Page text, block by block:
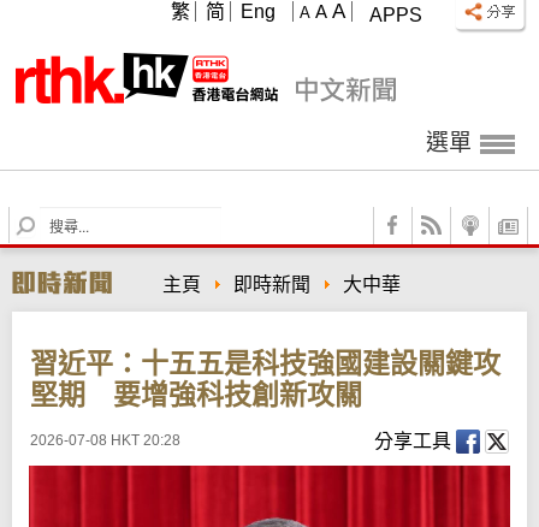
APPS
A A A
繁 简 Eng
選單
S
e
r
c
主頁 即時新聞 大中華
習近平：十五五是科技強國建設關鍵攻
堅期 要增強科技創新攻關
2026-07-08 HKT 20:28 分享工具